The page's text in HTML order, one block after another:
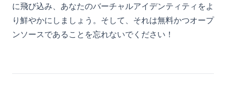
に飛び込み、あなたのバーチャルアイデンティティをよ
り鮮やかにしましょう。そして、それは無料かつオープ
ンソースであることを忘れないでください！